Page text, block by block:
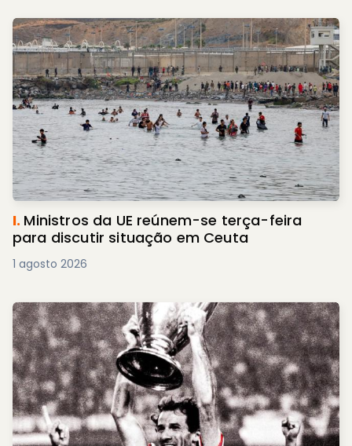
I. Ministros da UE reúnem-se terça-feira
para discutir situação em Ceuta
1 agosto 2026